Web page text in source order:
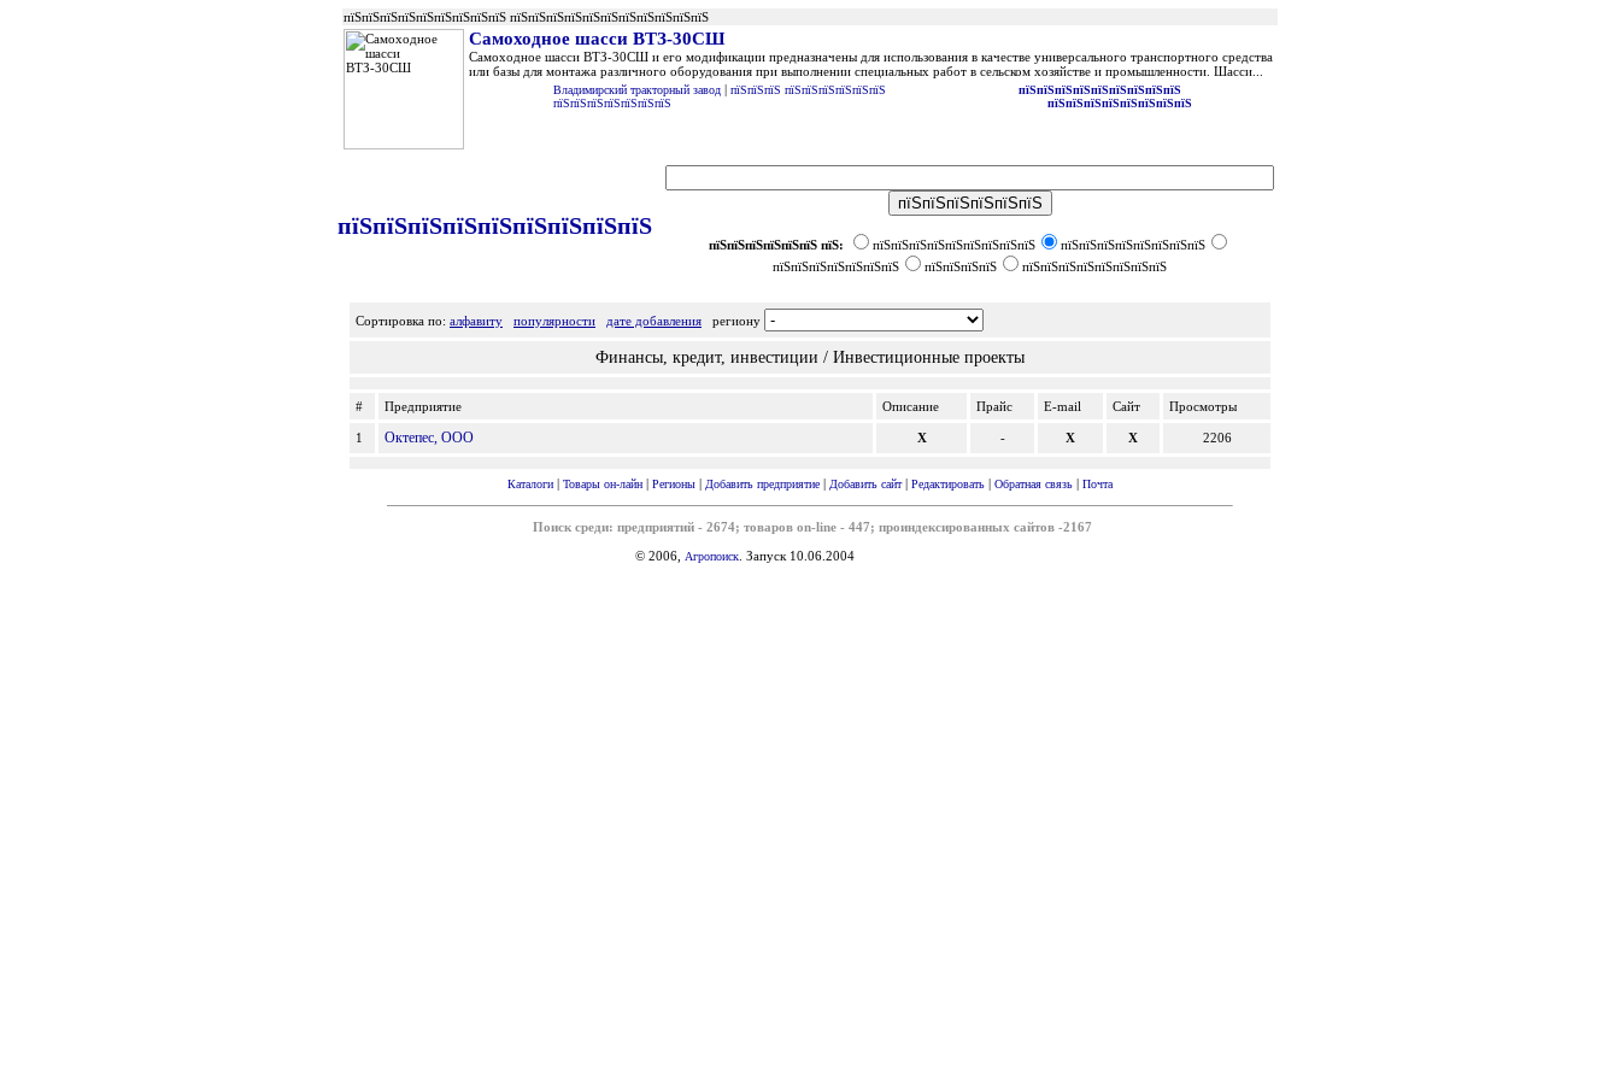
пїЅпїЅпїЅпїЅпїЅпїЅпїЅпїЅпїЅ пїЅпїЅпїЅпїЅпїЅпїЅпїЅпїЅпїЅпїЅпїЅ
Самоходное шасси ВТЗ-30СШ
Самоходное шасси ВТЗ-30СШ и его модификации предназначены для использования в качестве универсального транспортного средства
или базы для монтажа различного оборудования при выполнении специальных работ в сельском хозяйстве и промышленности. Шасси...
Владимирский тракторный завод | пїЅпїЅпїЅ пїЅпїЅпїЅпїЅпїЅпїЅ
пїЅпїЅпїЅпїЅпїЅпїЅпїЅ
пїЅпїЅпїЅпїЅпїЅпїЅпїЅпїЅпїЅ
пїЅпїЅпїЅпїЅпїЅпїЅпїЅпїЅ
пїЅпїЅпїЅпїЅпїЅпїЅпїЅпїЅпїЅ
пїЅпїЅпїЅпїЅпїЅпїЅ пїЅ: пїЅпїЅпїЅпїЅпїЅпїЅпїЅпїЅпїЅ
пїЅпїЅпїЅпїЅпїЅпїЅпїЅпїЅ
пїЅпїЅпїЅпїЅпїЅпїЅпїЅ
пїЅпїЅпїЅпїЅ пїЅпїЅпїЅпїЅпїЅпїЅпїЅпїЅ
Сортировка по: алфавиту популярности дате добавления региону
Финансы, кредит, инвестиции / Инвестиционные проекты
# Предприятие Описание Прайc E-mail Сайт Просмотры
1 Октепес, ООО X - X X 2206
Каталоги | Товары он-лайн | Регионы | Добавить предприятие | Добавить сайт| Редактировать | Обратная связь | Почта
Поиск среди: предприятий - 2674; товаров on-line - 447; проиндексированных сайтов -2167
© 2006,
Агропоиск . Запуск 10.06.2004